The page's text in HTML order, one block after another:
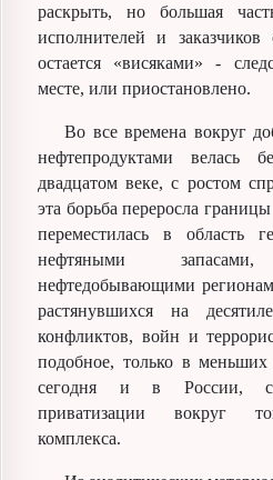
раскрыть, но большая
исполнителей и заказчиков
остается «висяками» -
месте, или приостановлено.
Во все времена вокруг
нефтепродуктами велась
двадцатом веке, с ростом
эта борьба переросла
переместилась в область
нефтяными
нефтедобывающими
растянувшихся на
конфликтов, войн и
подобное, только в меньших
сегодня и в России, с
приватизации вокруг
комплекса.